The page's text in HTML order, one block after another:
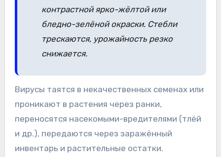
контрастной ярко-жёлтой или
бледно-зелёной окраски. Стебли
трескаются, урожайность резко
снижается.
Вирусы таятся в некачественных семенах или
проникают в растения через ранки,
переносятся насекомыми-вредителями (тлёй
и др.), передаются через заражённый
инвентарь и растительные остатки.